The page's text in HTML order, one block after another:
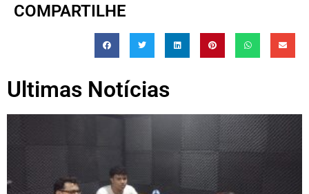
COMPARTILHE
Ultimas Notícias